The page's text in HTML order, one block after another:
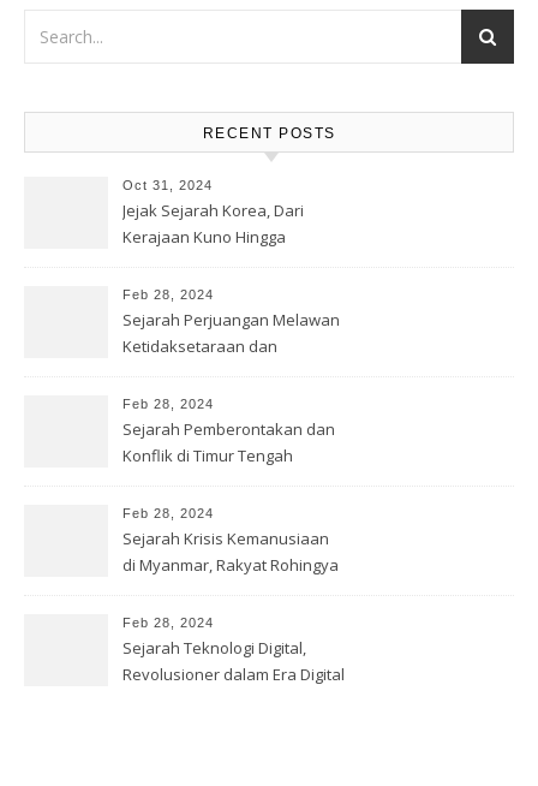
RECENT POSTS
Oct 31, 2024
Jejak Sejarah Korea, Dari
Kerajaan Kuno Hingga
Feb 28, 2024
Sejarah Perjuangan Melawan
Ketidaksetaraan dan
Feb 28, 2024
Sejarah Pemberontakan dan
Konflik di Timur Tengah
Feb 28, 2024
Sejarah Krisis Kemanusiaan
di Myanmar, Rakyat Rohingya
Feb 28, 2024
Sejarah Teknologi Digital,
Revolusioner dalam Era Digital